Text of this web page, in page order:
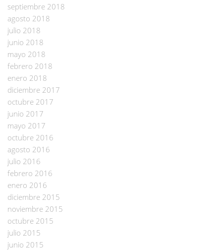
septiembre 2018
agosto 2018
julio 2018
junio 2018
mayo 2018
febrero 2018
enero 2018
diciembre 2017
octubre 2017
junio 2017
mayo 2017
octubre 2016
agosto 2016
julio 2016
febrero 2016
enero 2016
diciembre 2015
noviembre 2015
octubre 2015
julio 2015
junio 2015